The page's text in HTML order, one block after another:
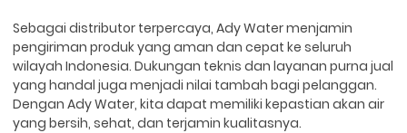
Sebagai distributor terpercaya, Ady Water menjamin
pengiriman produk yang aman dan cepat ke seluruh
wilayah Indonesia. Dukungan teknis dan layanan purna jual
yang handal juga menjadi nilai tambah bagi pelanggan.
Dengan Ady Water, kita dapat memiliki kepastian akan air
yang bersih, sehat, dan terjamin kualitasnya.